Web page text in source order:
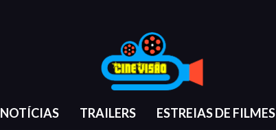
NOTÍCIAS TRAILERS ESTREIAS DE FILMES